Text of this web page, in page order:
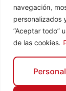
navegación,
personalizados
“Aceptar todo”
de las cookies.